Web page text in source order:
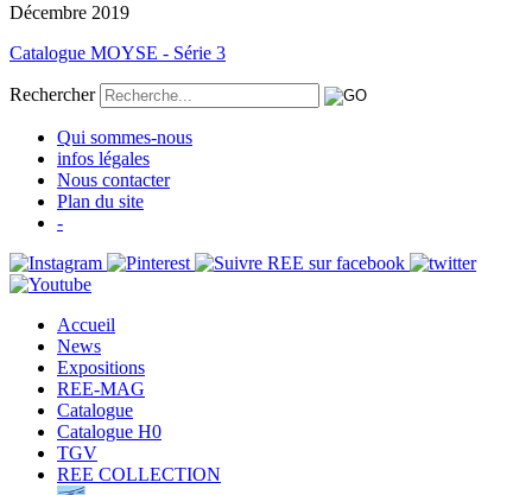
Décembre 2019
Catalogue MOYSE - Série 3
Rechercher
Qui sommes-nous
infos légales
Nous contacter
Plan du site
-
Accueil
News
Expositions
REE-MAG
Catalogue
Catalogue H0
TGV
REE COLLECTION